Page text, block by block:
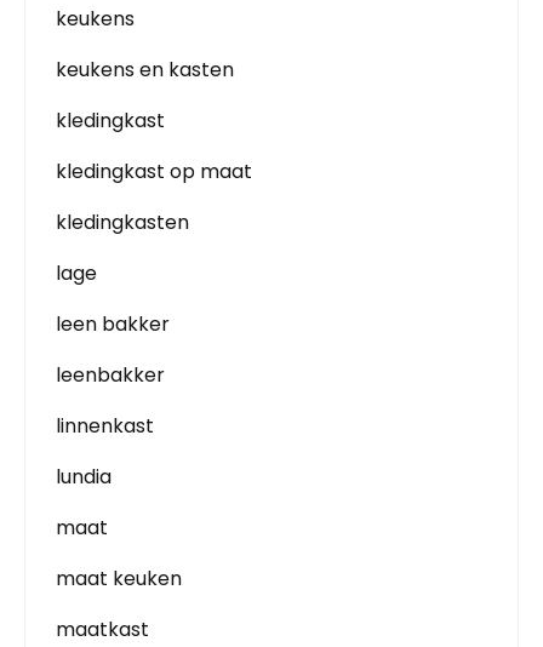
keukens
keukens en kasten
kledingkast
kledingkast op maat
kledingkasten
lage
leen bakker
leenbakker
linnenkast
lundia
maat
maat keuken
maatkast